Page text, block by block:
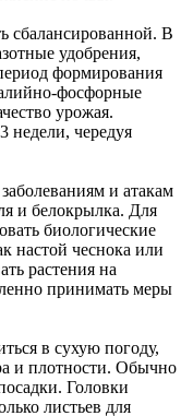
сбалансированной. В
удобрения,
формирования
фосфорные
урожая.
недели, чередуя
и атакам
и белокрылка. Для
биологические
настой чеснока или
растения на
принимать меры
в сухую погоду,
и плотности. Обычно
Головки
листьев для